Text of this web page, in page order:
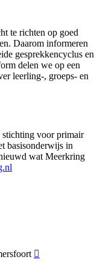
te richten op goed
Daarom informeren
gesprekkencyclus en
delen we op een
leerling-, groeps- en
stichting voor primair
basisonderwijs in
wat Meerkring
